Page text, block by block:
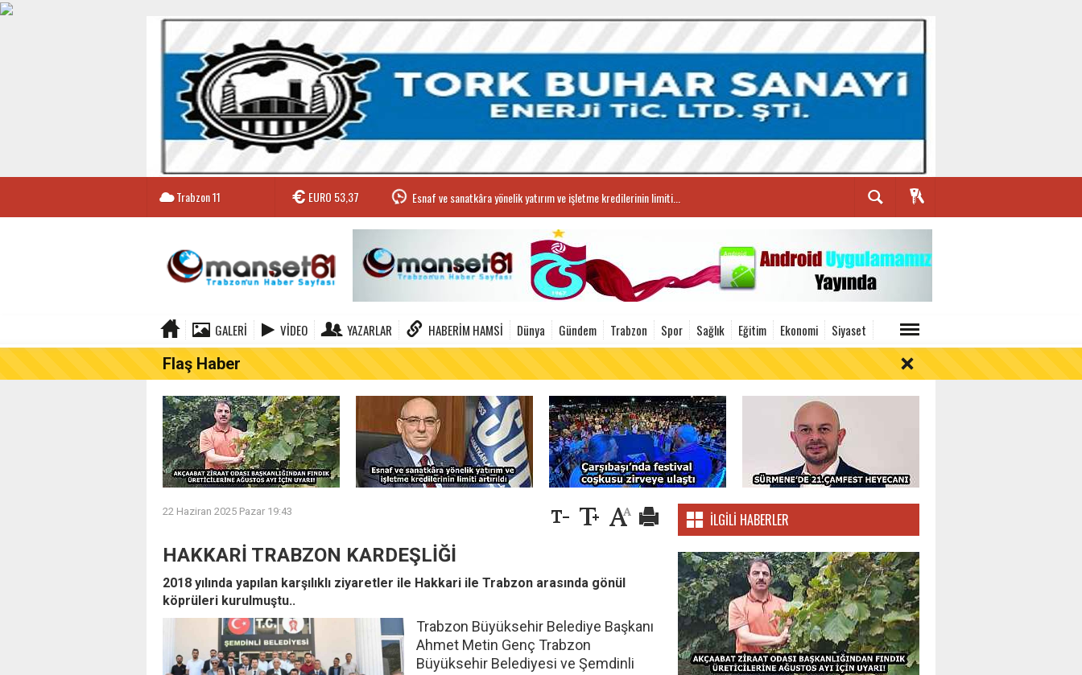
Trabzon11 EURO53,37 Esnaf ve sanatkâra yönelik yatırım ve işletme kredilerinin limiti...
GALERI VIDEO YAZARLAR HABERIM HAMSI Dünya Gündem Trabzon Spor Sağlık Eğitim Ekonomi Siyaset
Flaş Haber
AKÇAABAT ZİRAAT ODASI BAŞKANLIĞINDAN FINDIK ÜRETİCİLERİNE AĞUSTOS AYI İÇİN UYARI!
22 Haziran 2025 Pazar 19:43
HAKKARİ TRABZON KARDEŞLİĞİ
2018 yılında yapılan karşılıklı ziyaretler ile Hakkari ile Trabzon arasında gönül
köprüleri kurulmuştu..
Trabzon Büyüksehir Belediye Başkanı
Ahmet Metin Genç Trabzon
Büyüksehir Belediyesi ve Şemdinli
İLGILI HABERLER